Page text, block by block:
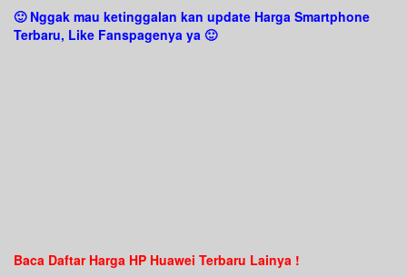
🙂 Nggak mau ketinggalan kan update Harga Smartphone
Terbaru, Like Fanspagenya ya 🙂
Baca Daftar Harga HP Huawei Terbaru Lainya !